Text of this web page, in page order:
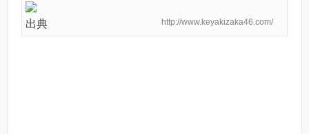
出典 http://www.keyakizaka46.com/